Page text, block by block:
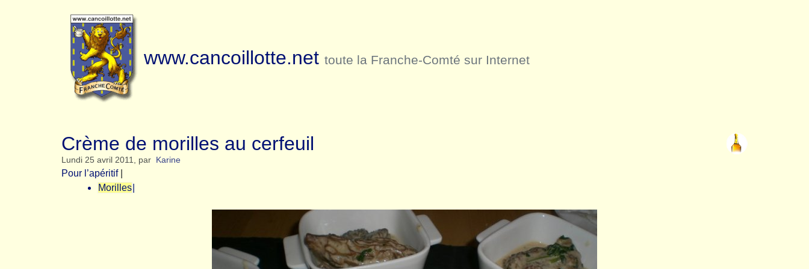
www.cancoillotte.net toute la Franche-Comté sur Internet
Crème de morilles au cerfeuil
Lundi 25 avril 2011, par Karine
Pour l’apéritif|
Morilles